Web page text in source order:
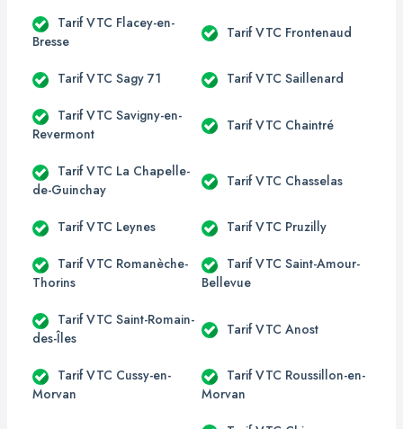
Tarif VTC Flacey-en-
Bresse
Tarif VTC Frontenaud
Tarif VTC Sagy 71 Tarif VTC Saillenard
Tarif VTC Savigny-en-
Revermont
Tarif VTC Chaintré
Tarif VTC La Chapelle-
de-Guinchay
Tarif VTC Chasselas
Tarif VTC Leynes Tarif VTC Pruzilly
Tarif VTC Romanèche-
Thorins
Tarif VTC Saint-Amour-
Bellevue
Tarif VTC Saint-Romain-
des-Îles
Tarif VTC Anost
Tarif VTC Cussy-en-
Morvan
Tarif VTC Roussillon-en-
Morvan